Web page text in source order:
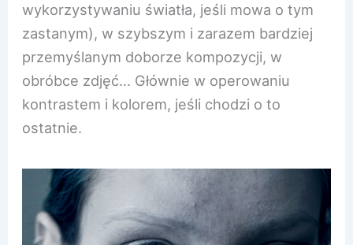
wykorzystywaniu światła, jeśli mowa o tym
zastanym), w szybszym i zarazem bardziej
przemyślanym doborze kompozycji, w
obróbce zdjęć… Głównie w operowaniu
kontrastem i kolorem, jeśli chodzi o to
ostatnie.